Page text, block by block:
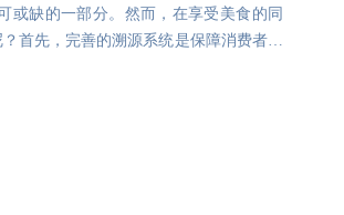
或缺的一部分。然而，在享受美食的同
首先，完善的溯源系统是保障消费者健